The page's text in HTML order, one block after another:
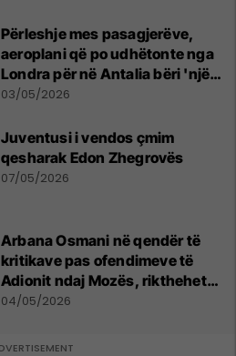
Përleshje mes pasagjerëve,
aeroplani që po udhëtonte nga
Londra për në Antalia bëri 'një
ulje emergjente' në Prishtinë
03/05/2026
Juventusi i vendos çmim
qesharak Edon Zhegrovës
07/05/2026
Arbana Osmani në qendër të
kritikave pas ofendimeve të
Adionit ndaj Mozës, rikthehet
deklarata ‘Është emision tjetër
04/05/2026